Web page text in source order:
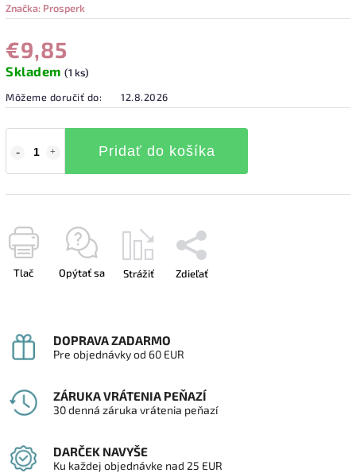
Značka: Prosperk
€9,85
Skladem (1 ks)
Môžeme doručiť do:
12.8.2026
Pridať do košíka
Tlač Opýtať sa Strážiť Zdieľať
DOPRAVA ZADARMO
Pre objednávky od 60 EUR
ZÁRUKA VRÁTENIA PEŇAZÍ
30 denná záruka vrátenia peňazí
DARČEK NAVYŠE
Ku každej objednávke nad 25 EUR